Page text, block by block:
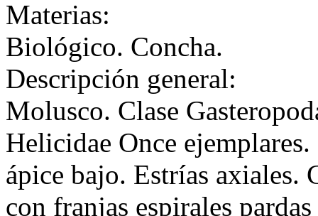
Materias:
Biológico. Concha.
Descripción general:
Molusco. Clase
Helicidae Once
ápice bajo. Estrías axiales.
con franjas espirales